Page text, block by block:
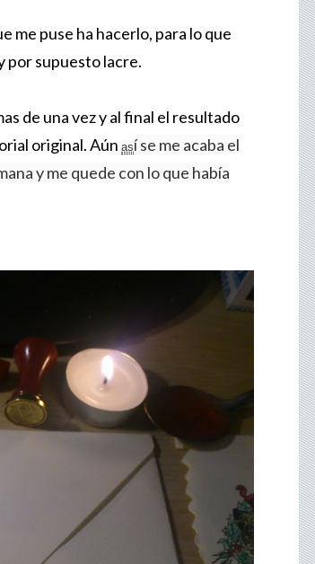
me puse ha hacerlo, para lo que
por supuesto lacre.
de una vez y al final el resultado
original. Aún así se me acaba el
y me quede con lo que había